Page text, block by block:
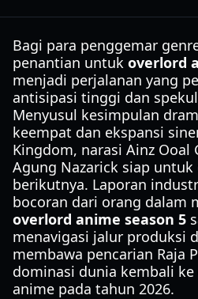
Bagi para penggemar
penantian untuk overlord
menjadi perjalanan yang
antisipasi tinggi dan
Menyusul kesimpulan
keempat dan ekspansi
Kingdom, narasi Ainz Ooal
Agung Nazarick siap untuk
berikutnya. Laporan
bocoran dari orang dalam
overlord anime season 5
menavigasi jalur produksi
membawa pencarian Raja
dominasi dunia kembali
anime pada tahun 2026.